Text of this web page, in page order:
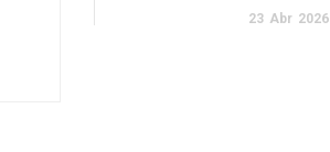
23 Abr 2026